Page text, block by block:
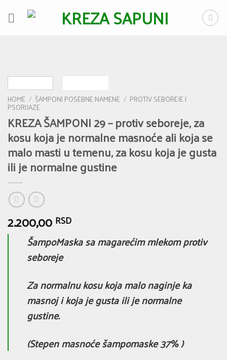
HOME / ŠAMPONI POSEBNE NAMENE / PROTIV SEBOREJE I
PSORIJAZE
KREZA ŠAMPONI 29 – protiv seboreje, za
kosu koja je normalne masnoće ali koja se
malo masti u temenu, za kosu koja je gusta
ili je normalne gustine
2.200,00 RSD
ŠampoMaska sa magarećim mlekom protiv
seboreje
Za normalnu kosu koja malo naginje ka
masnoj i koja je gusta ili je normalne
gustine.
(Stepen masnoće šampomaske 37% )